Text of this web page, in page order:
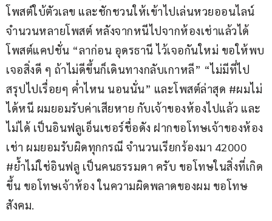
โพสต์ใบ้ตัวเลข และชักชวนให้เข้าไปเล่นหวยออนไลน์
จำนวนหลายโพสต์ หลังจากหนีไปจากห้องเช่าแล้วได้
โพสต์แคปชั่น “ลาก่อน อุดรธานี ไว้เจอกันใหม่ ขอให้พบ
เจอสิ่งดี ๆ ถ้าไม่ดีขึ้นก็เดินทางกลับเกาหลี” “ไม่มีที่ไป
สรุปไปเรื่อยๆ ค่ำไหน นอนนั่น” และโพสต์ล่าสุด #ผมไม่
ได้หนี ผมยอมรับค่าเสียหาย กับเจ้าของห้องไปแล้ว และ
ไม่ได้ เป็นอินฟลูเอ็นเชอร์ชื่อดัง ฝากขอโทษเจ้าของห้อง
เช่า ผมยอมรับผิดทุกกรณี จำนวนเรียกร้องมา 42000
#ย้ำไม่ใช่อินฟลู เป็นคนธรรมดา ครับ ขอโทษในสิ่งที่เกิด
ขึ้น ขอโทษเจ้าห้อง ในความผิดพลาดของผม ขอโทษ
สังคม.